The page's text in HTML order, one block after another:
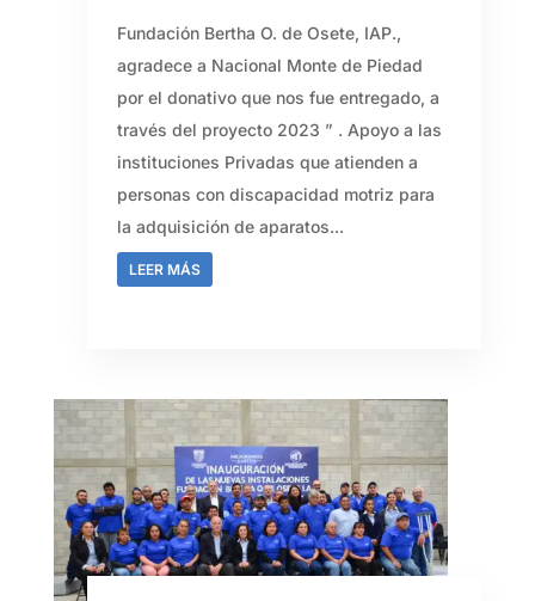
Fundación Bertha O. de Osete, IAP.,
agradece a Nacional Monte de Piedad
por el donativo que nos fue entregado, a
través del proyecto 2023 ” . Apoyo a las
instituciones Privadas que atienden a
personas con discapacidad motriz para
la adquisición de aparatos...
LEER MÁS